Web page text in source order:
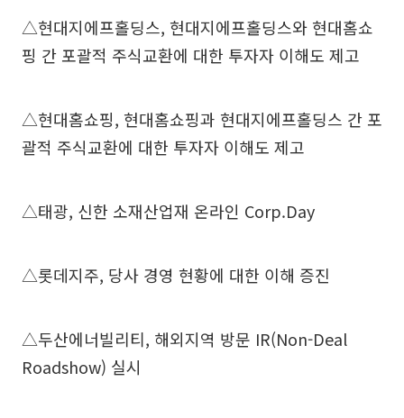
△현대지에프홀딩스, 현대지에프홀딩스와 현대홈쇼
핑 간 포괄적 주식교환에 대한 투자자 이해도 제고
△현대홈쇼핑, 현대홈쇼핑과 현대지에프홀딩스 간 포
괄적 주식교환에 대한 투자자 이해도 제고
△태광, 신한 소재산업재 온라인 Corp.Day
△롯데지주, 당사 경영 현황에 대한 이해 증진
△두산에너빌리티, 해외지역 방문 IR(Non-Deal
Roadshow) 실시